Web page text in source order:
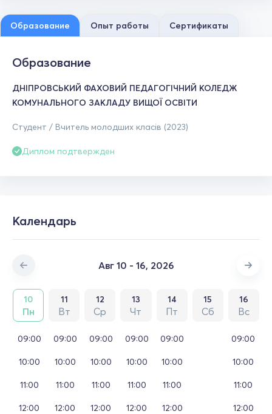
Образование Опыт работы Сертификаты
Образование
ДНІПРОВСЬКИЙ ФАХОВИЙ ПЕДАГОГІЧНИЙ КОЛЕДЖ
КОМУНАЛЬНОГО ЗАКЛАДУ ВИЩОЇ ОСВІТИ
Студент / Вчитель молодших класів (2023)
Диплом подтвержден
Календарь
Авг 10 - 16, 2026
10
Пн
11
Вт
12
Ср
13
Чт
14
Пт
15
Сб
16
Вс
09:00
10:00
11:00
12:00
09:00
10:00
11:00
12:00
09:00
10:00
11:00
12:00
09:00
10:00
11:00
12:00
09:00
10:00
11:00
12:00
09:00
10:00
11:00
12:00